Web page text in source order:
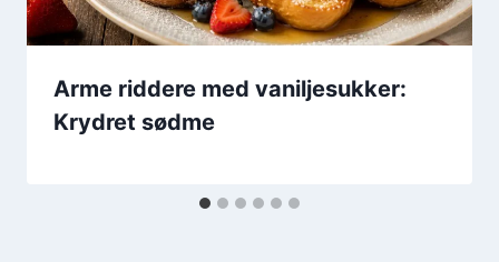
Arme riddere med vaniljesukker:
Krydret sødme